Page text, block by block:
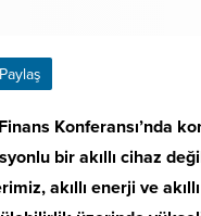
Paylaş
Konferansı’nda
bir akıllı cihaz
akıllı enerji ve